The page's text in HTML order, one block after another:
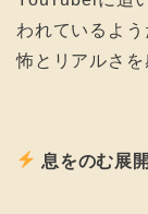
われているよ
怖とリアルさを
息をのむ展